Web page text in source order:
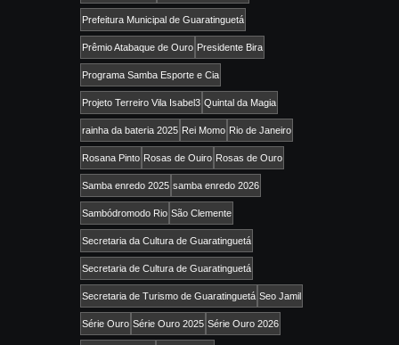
Prefeitura Municipal de Guaratinguetá
Prêmio Atabaque de Ouro Presidente Bira
Programa Samba Esporte e Cia
Projeto Terreiro Vila Isabel3 Quintal da Magia
rainha da bateria 2025 Rei Momo Rio de Janeiro
Rosana Pinto Rosas de Ouiro Rosas de Ouro
Samba enredo 2025 samba enredo 2026
Sambódromodo Rio São Clemente
Secretaria da Cultura de Guaratinguetá
Secretaria de Cultura de Guaratinguetá
Secretaria de Turismo de Guaratinguetá Seo Jamil
Série Ouro Série Ouro 2025 Série Ouro 2026